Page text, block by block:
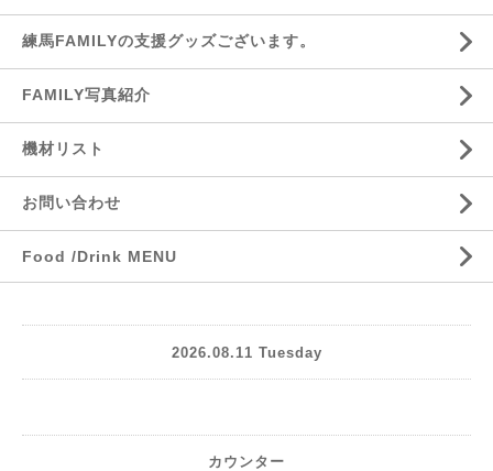
練馬FAMILYの支援グッズございます。
FAMILY写真紹介
機材リスト
お問い合わせ
Food /Drink MENU
2026.08.11 Tuesday
カウンター